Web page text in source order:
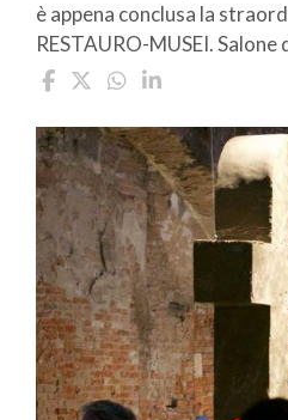
è appena conclusa la
RESTAURO-MUSEI. Salone